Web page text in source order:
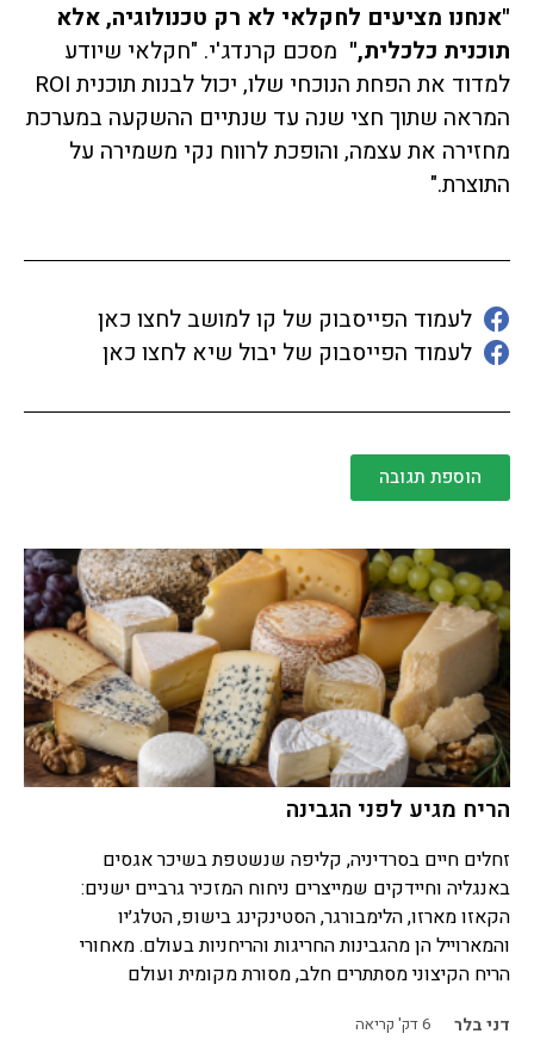
"אנחנו מציעים לחקלאי לא רק טכנולוגיה, אלא
תוכנית כלכלית," מסכם קרנדג'י. "חקלאי שיודע
למדוד את הפחת הנוכחי שלו, יכול לבנות תוכנית ROI
המראה שתוך חצי שנה עד שנתיים ההשקעה במערכת
מחזירה את עצמה, והופכת לרווח נקי משמירה על
התוצרת."
לעמוד הפייסבוק של קו למושב לחצו כאן
לעמוד הפייסבוק של יבול שיא לחצו כאן
הוספת תגובה
הריח מגיע לפני הגבינה
זחלים חיים בסרדיניה, קליפה שנשטפת בשיכר אגסים
באנגליה וחיידקים שמייצרים ניחוח המזכיר גרביים ישנים:
הקאזו מארזו, הלימבורגר, הסטינקינג בישופ, הטלג׳יו
והמארוייל הן מהגבינות החריגות והריחניות בעולם. מאחורי
הריח הקיצוני מסתתרים חלב, מסורת מקומית ועולם
דני בלר 6דק' קריאה